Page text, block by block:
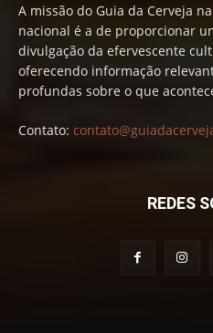
A missão do Guia da Cerveja
nacional é a de proporcionar
divulgação da efervescente
oferecendo informação
profundas sobre o que
Contato:
REDES